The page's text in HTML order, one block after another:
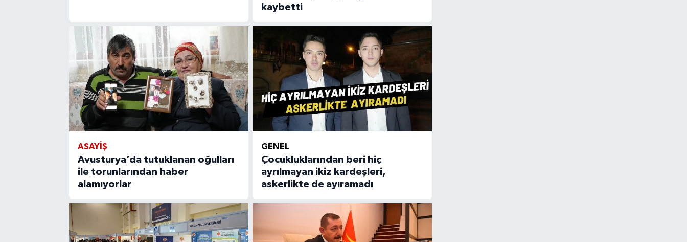
kaybetti
ASAYIŞ
Avusturya’da tutuklanan oğulları
ile torunlarından haber
alamıyorlar
GENEL
Çocukluklarından beri hiç
ayrılmayan ikiz kardeşleri,
askerlikte de ayıramadı